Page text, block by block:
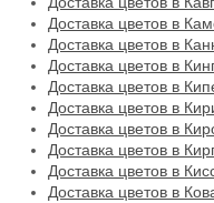
Доставка цветов в
Доставка цветов в
Доставка цветов в
Доставка цветов в
Доставка цветов в
Доставка цветов в
Доставка цветов в
Доставка цветов в
Доставка цветов в